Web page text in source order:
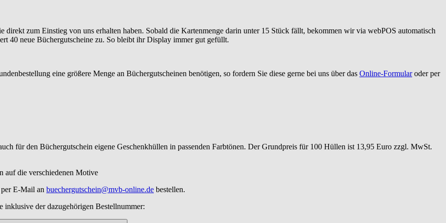
zum Einstieg von uns erhalten haben. Sobald die Kartenmenge darin unter 15 Stück fällt, bekommen wir via webPOS automatisch
40 neue Büchergutscheine zu. So bleibt ihr Display immer gut gefüllt.
eine größere Menge an Büchergutscheinen benötigen, so fordern Sie diese gerne bei uns über das Online-Formularoder per
für den Büchergutschein eigene Geschenkhüllen in passenden Farbtönen. Der Grundpreis für 100 Hüllen ist 13,95 Euro zzgl. MwSt.
auf die verschiedenen Motive
E-Mail an buechergutschein@mvb-online.de bestellen.
der dazugehörigen Bestellnummer: